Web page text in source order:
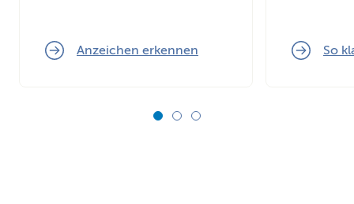
Anzeichen erkennen So